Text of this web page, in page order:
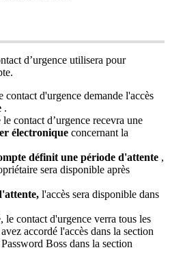
d’urgence utilisera pour
.
contact d'urgence demande l'accès
.
le contact d’urgence recevra une
électronique concernant la
définit une période d'attente ,
étaire sera disponible après
'attente, l'accès sera disponible dans
, le contact d'urgence verra tous les
avez accordé l'accès dans la section
Password Boss dans la section